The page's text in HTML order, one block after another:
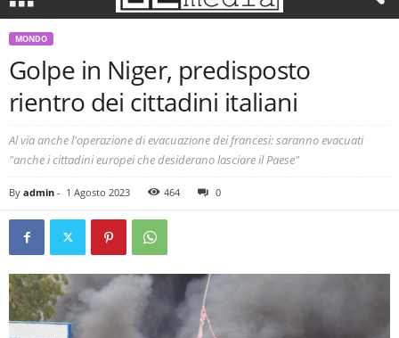
MONDO
Golpe in Niger, predisposto
rientro dei cittadini italiani
Al via anche l'operazione di evacuazione dei francesi: saranno evacuati
"anche i cittadini europei che desiderano lasciare il Paese"
By admin - 1 Agosto 2023 464 0